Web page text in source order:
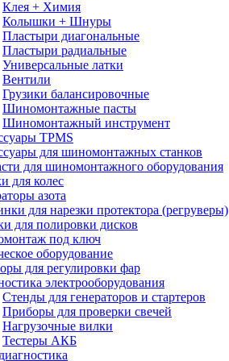
Клея + Химия
Колышки + Шнуры
Пластыри диагональные
Пластыри радиальные
Универсальные латки
Вентили
Грузики балансировочные
Шиномонтажные пасты
Шиномонтажный инструмент
TPMS
для шиномонтажных станков
для шиномонтажного оборудования
для колес
азота
для нарезки протектора (регруверы)
для полировки дисков
под ключ
оборудование
для регулировки фар
электрооборудования
Стенды для генераторов и стартеров
Приборы для проверки свечей
Нагрузочные вилки
Тестеры АКБ